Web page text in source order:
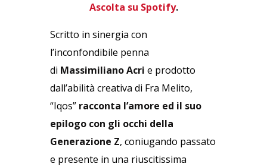
Ascolta su Spotify.
Scritto in sinergia con
l’inconfondibile penna
di Massimiliano Acri e prodotto
dall’abilità creativa di Fra Melito,
“Iqos” racconta l’amore ed il suo
epilogo con gli occhi della
Generazione Z, coniugando passato
e presente in una riuscitissima